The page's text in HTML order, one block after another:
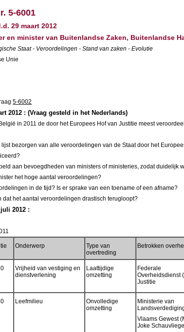
5-6001
29 maart 2012
en minister van Buitenlandse Zaken, Buitenlandse
Staat - Veroordelingen - Stand van zaken - Evolutie
Unie
5-6002
2012 : (Vraag gesteld in het Nederlands)
in 2011 de door het Europees Hof van Justitie meest
bezorgen van alle veroordelingen van de Staat door het
aan bevoegdheden van ministers of ministeries, zodat duidelijk
het hoge aantal veroordelingen?
in de tijd? Is er sprake van een toename of een afname?
dat het aantal veroordelingen drastisch terugloopt?
2012 :
Onderwerp
Type van
overtreding
Betrokken
Vrijheid van vestiging en
dienstverlening
Laattijdige
omzetting
Federale
Overheidsdienst
Justitie
Leefmilieu
Onvolledige
omzetting
Ministerie van
Vlaams Gewest
Joke